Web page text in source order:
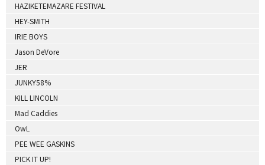
HAZIKETEMAZARE FESTIVAL
HEY-SMITH
IRIE BOYS
Jason DeVore
JER
JUNKY58%
KILL LINCOLN
Mad Caddies
OwL
PEE WEE GASKINS
PICK IT UP!